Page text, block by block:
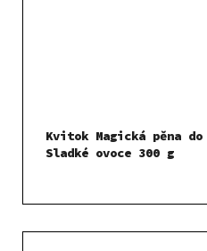
Kvitok Magická pěna
Sladké ovoce 300 g